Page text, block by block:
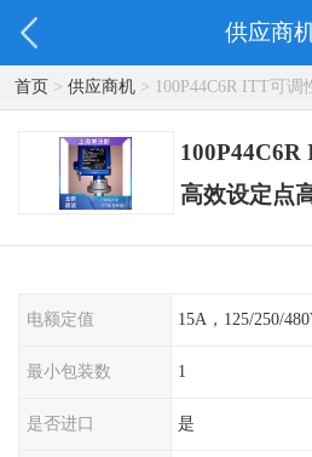
供应商
首页> 供应商机> 100P44C6R ITT可调
靠性和稳定性
高效设定点
电额定值
最小包装数 1
是否进口 是